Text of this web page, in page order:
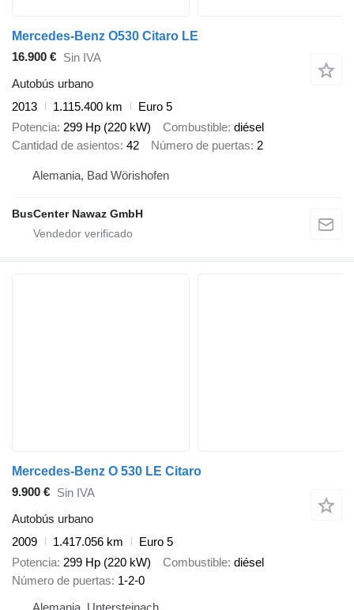
Mercedes-Benz O530 Citaro LE
16.900 € Sin IVA
Autobús urbano
2013
1.115.400 km
Euro 5
Potencia 299 Hp (220 kW) Combustible diésel
Cantidad de asientos 42 Número de puertas 2
Alemania, Bad Wörishofen
BusCenter Nawaz GmbH
Mercedes-Benz O 530 LE Citaro
9.900 € Sin IVA
Autobús urbano
2009
1.417.056 km
Euro 5
Potencia 299 Hp (220 kW) Combustible diésel
Número de puertas 1-2-0